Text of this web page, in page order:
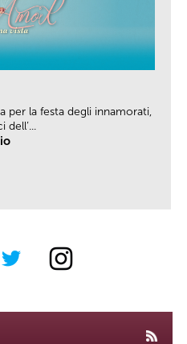
per la festa degli innamorati,
dell’...